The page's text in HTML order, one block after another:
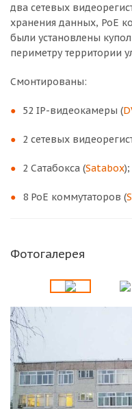
два сетевых
хранения данных, PoE
были установлены
периметру территории
Смонтированы:
52 IP-видеокамеры (
2 сетевых
2 Сатабокса (Satabox);
8 PoE коммутаторов (
Фотогалерея